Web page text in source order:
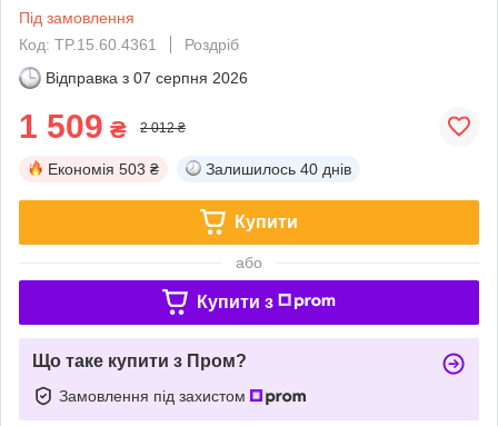
Під замовлення
Код: TP.15.60.4361
Роздріб
Відправка з 07 серпня 2026
1 509 ₴ 2 012 ₴
Економія 503 ₴ Залишилось 40 днів
Купити
або
Купити з
Що таке купити з Пром?
Замовлення під захистом